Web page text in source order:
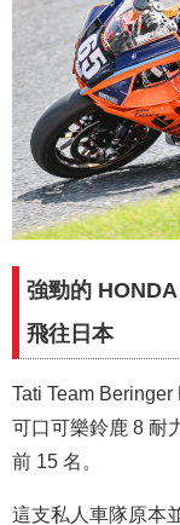
強勁的
飛往日本
Tati Team
可口可樂鈴鹿 8 耐
前 15 名。
這支私人車隊原本